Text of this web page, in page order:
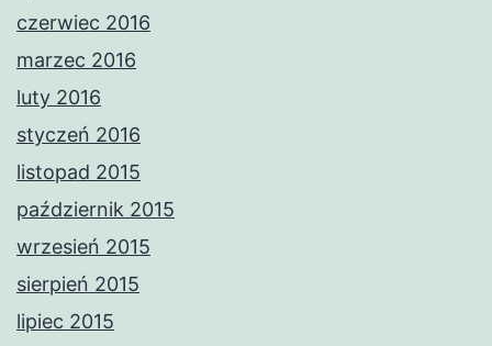
czerwiec 2016
marzec 2016
luty 2016
styczeń 2016
listopad 2015
październik 2015
wrzesień 2015
sierpień 2015
lipiec 2015